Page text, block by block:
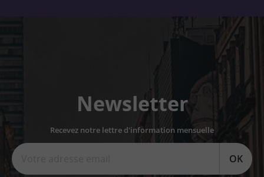
Newsletter
Recevez notre lettre d'information mensuelle
OK